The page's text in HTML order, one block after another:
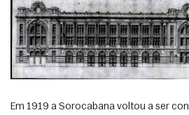
Em 1919 a Sorocabana voltou a ser